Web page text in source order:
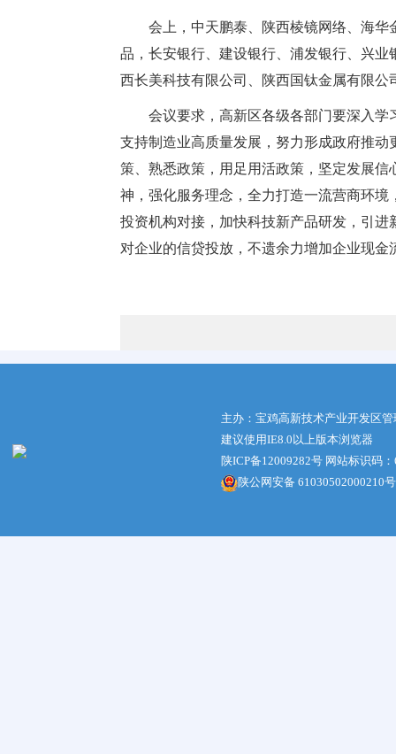
会上，中天鹏泰、陕西棱镜网络、海华
品，长安银行、建设银行、浦发银行、兴
西长美科技有限公司、陕西国钛金属有限
会议要求，高新区各级各部门要深入
支持制造业高质量发展，努力形成政府推
策、熟悉政策，用足用活政策，坚定发展
神，强化服务理念，全力打造一流营商环
投资机构对接，加快科技新产品研发，引
对企业的信贷投放，不遗余力增加企业现
主办：宝鸡高新技术产业开发区
建议使用IE8.0以上版本浏览器
陕ICP备12009282号 网站标识码
陕公网安备 61030502000210号